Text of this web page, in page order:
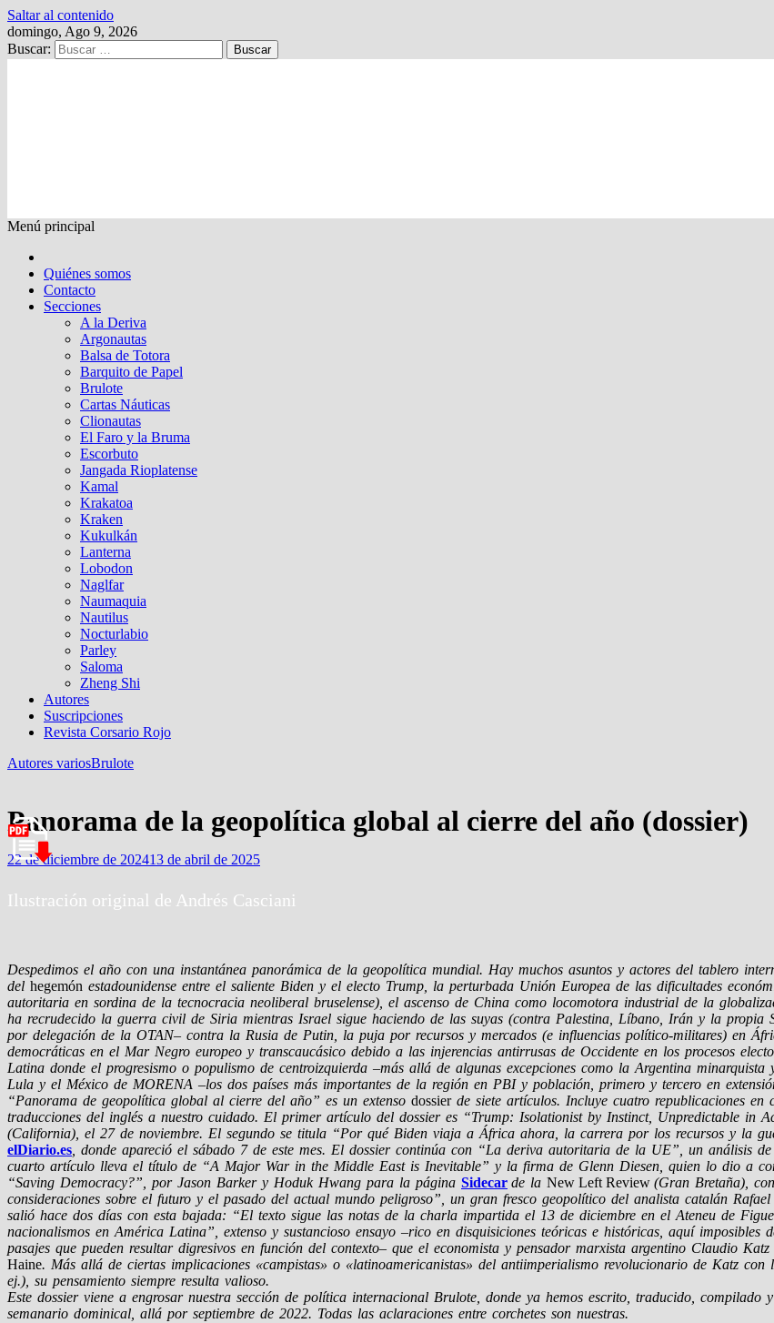
Saltar al contenido
domingo, Ago 9, 2026
Buscar:
Menú principal
Quiénes somos
Contacto
Secciones
A la Deriva
Argonautas
Balsa de Totora
Barquito de Papel
Brulote
Cartas Náuticas
Clionautas
El Faro y la Bruma
Escorbuto
Jangada Rioplatense
Kamal
Krakatoa
Kraken
Kukulkán
Lanterna
Lobodon
Naglfar
Naumaquia
Nautilus
Nocturlabio
Parley
Saloma
Zheng Shi
Autores
Suscripciones
Revista Corsario Rojo
Autores variosBrulote
Panorama de la geopolítica global al cierre del año (dossier)
22 de diciembre de 202413 de abril de 2025
Ilustración original de Andrés Casciani
Despedimos el año con una instantánea panorámica de la geopolítica mundial. Hay muchos asuntos y actores del tablero
del hegemón estadounidense entre el saliente Biden y el electo Trump, la perturbada Unión Europea de las dificultades
autoritaria en sordina de la tecnocracia neoliberal bruselense), el ascenso de China como locomotora industrial de la
ha recrudecido la guerra civil de Siria mientras Israel sigue haciendo de las suyas (contra Palestina, Líbano, Irán y la
por delegación de la OTAN– contra la Rusia de Putin, la puja por recursos y mercados (e influencias político-militares) en
democráticas en el Mar Negro europeo y transcaucásico debido a las injerencias antirrusas de Occidente en los procesos
Latina donde el progresismo o populismo de centroizquierda –más allá de algunas excepciones como la Argentina
Lula y el México de MORENA –los dos países más importantes de la región en PBI y población, primero y tercero en
“Panorama de geopolítica global al cierre del año” es un extenso dossierde siete artículos. Incluye cuatro republicaciones en
traducciones del inglés a nuestro cuidado. El primer artículo del dossier es “Trump: Isolationist by Instinct, Unpredictable in
(California), el 27 de noviembre. El segundo se titula “Por qué Biden viaja a África ahora, la carrera por los recursos y la
elDiario.es, donde apareció el sábado 7 de este mes. El dossier continúa con “La deriva autoritaria de la UE”, un análisis
cuarto artículo lleva el título de “A Major War in the Middle East is Inevitable” y la firma de Glenn Diesen, quien lo dio a
“Saving Democracy?”, por Jason Barker y Hoduk Hwang para la página Sidecar de la New Left Review (Gran Bretaña),
consideraciones sobre el futuro y el pasado del actual mundo peligroso”, un gran fresco geopolítico del analista catalán
salió hace dos días con esta bajada: “El texto sigue las notas de la charla impartida el 13 de diciembre en el Ateneu de
nacionalismos en América Latina”, extenso y sustancioso ensayo –rico en disquisiciones teóricas e históricas, aquí
pasajes que pueden resultar digresivos en función del contexto– que el economista y pensador marxista argentino Claudio
Haine. Más allá de ciertas implicaciones «campistas» o «latinoamericanistas» del antiimperialismo revolucionario de Katz
ej.), su pensamiento siempre resulta valioso.
Este dossier viene a engrosar nuestra sección de política internacional Brulote, donde ya hemos escrito, traducido, compilado
semanario dominical, allá por septiembre de 2022. Todas las aclaraciones entre corchetes son nuestras.